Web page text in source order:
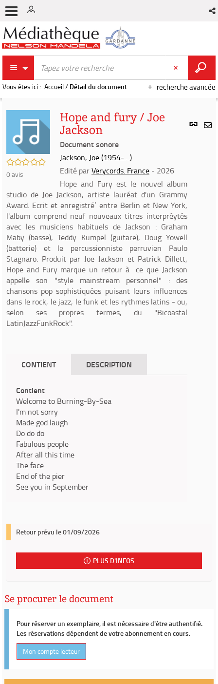
recherche avancée
Vous êtes ici : Accueil/ Détail du document
Lien
/5
0avis
Hope and fury / Joe
Jackson
Document sonore
Jackson, Joe (1954-....)
Edité parVerycords. France - 2026
Hope and Fury est le nouvel album
studio de Joe Jackson, artiste lauréat d'un Grammy
Award. Ecrit et enregistré‘ entre Berlin et New York,
l'album comprend neuf nouveaux titres interpréytés
avec les musiciens habituels de Jackson : Graham
Maby (basse), Teddy Kumpel (guitare), Doug Yowell
(batterie) et le percussionniste perruvien Paulo
Stagnaro. Produit par Joe Jackson et Patrick Dillett,
Hope and Fury marque un retour à ce que Jackson
appelle son "style mainstream personnel" : des
chansons pop sophistiquées puisant leurs influences
dans le rock, le jazz, le funk et les rythmes latins - ou,
selon ses propres termes, du "Bicoastal
LatinJazzFunkRock".
CONTIENT DESCRIPTION
Contient
Welcome to Burning-By-Sea
I'm not sorry
Made god laugh
Do do do
Fabulous people
After all this time
The face
End of the pier
See you in September
Retour prévu le 01/09/2026
PLUS D'INFOS
Se procurer le document
Pour réserver un exemplaire, il est nécessaire d'être authentifié.
Les réservations dépendent de votre abonnement en cours.
Mon compte lecteur